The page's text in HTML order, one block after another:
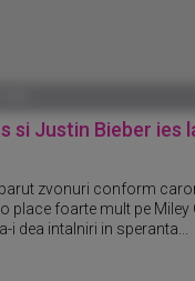
si Justin Bieber ies
zvonuri conform
place foarte mult pe Miley
i dea intalniri in speranta...